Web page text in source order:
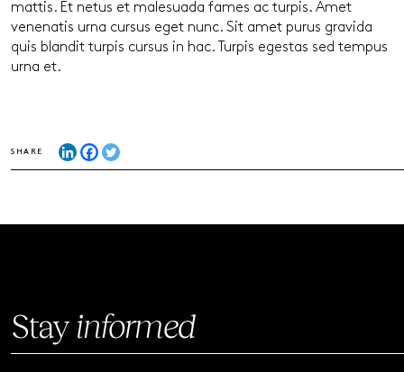
mattis. Et netus et malesuada fames ac turpis. Amet
venenatis urna cursus eget nunc. Sit amet purus gravida
quis blandit turpis cursus in hac. Turpis egestas sed tempus
urna et.
SHARE
Stayinformed